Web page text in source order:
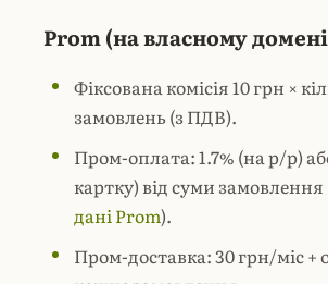
Prom (на власному
Фіксована комісія 10 грн ×
замовлень (з ПДВ).
Пром-оплата: 1.7% (на р/р)
картку) від суми замовлення
дані Prom).
Пром-доставка: 30 грн/міс +